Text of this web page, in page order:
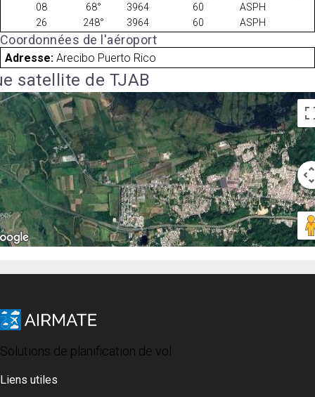
08 68° 3964 60
ASPH
26
248° 3964 60 ASPH
Coordonnées de l'aéroport
Adresse: Arecibo Puerto Rico
satellite de TJAB
Solutions de planification de vol
Liens utiles